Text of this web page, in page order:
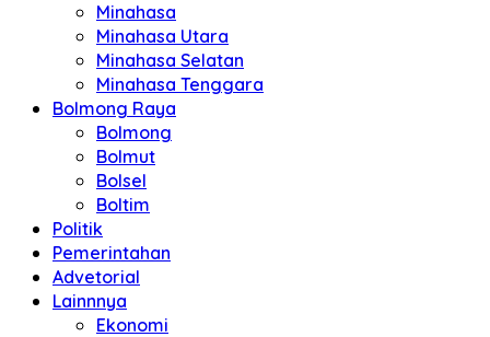
Minahasa
Minahasa Utara
Minahasa Selatan
Minahasa Tenggara
Bolmong Raya
Bolmong
Bolmut
Bolsel
Boltim
Politik
Pemerintahan
Advetorial
Lainnnya
Ekonomi